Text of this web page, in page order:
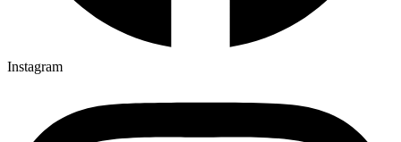
Instagram